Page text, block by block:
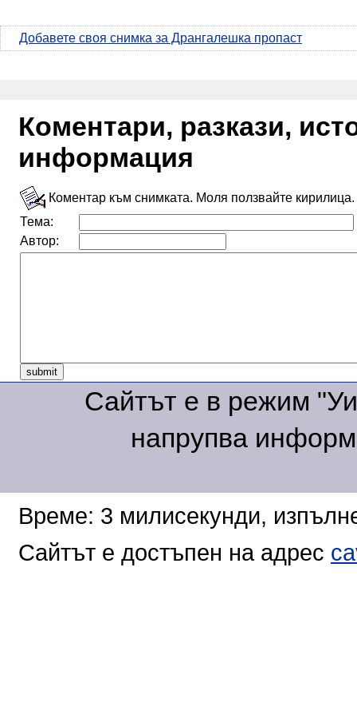
Добавете своя снимка за Дрангалешка пропаст
Коментари, разкази,
информация
Коментар към снимката. Моля ползвайте кирилица.
Тема:
Автор:
Сайтът е в режим
напрупва
Време: 3 милисекунди,
Сайтът е достъпен на адрес